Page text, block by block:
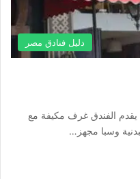
دليل فنادق مصر
يقدم الفندق غرف مكيفة مع
وسبا مجهز…